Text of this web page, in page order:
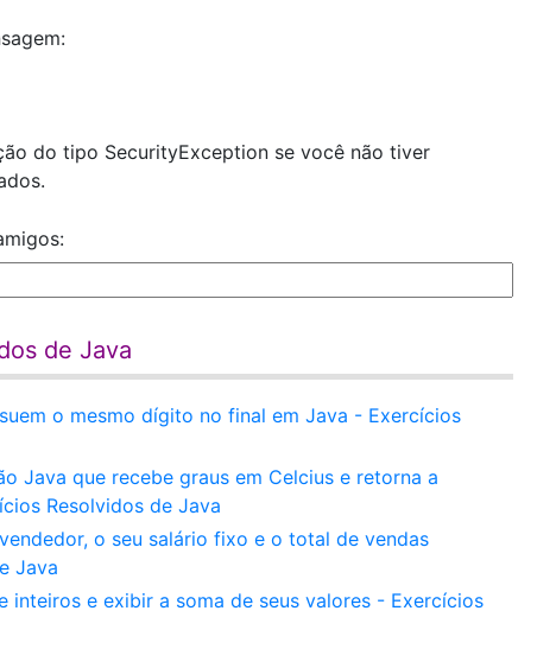
do tipo SecurityException se você não tiver
de Java
o mesmo dígito no final em Java - Exercícios
Java que recebe graus em Celcius e retorna a
Resolvidos de Java
o seu salário fixo e o total de vendas
Java
e exibir a soma de seus valores - Exercícios